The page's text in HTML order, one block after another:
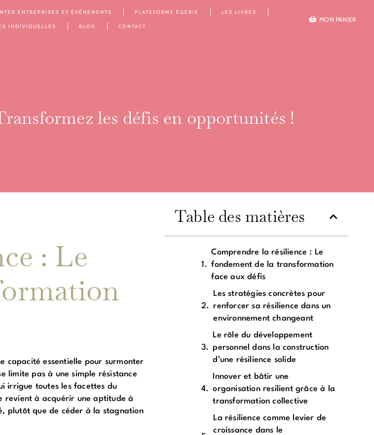
ENTREPRISES ET ÉVÉNEMENTS PLATEFORME ÉGÉRIE LES LIVRES
INDIVIDUELLES BLOG CONTACT
MON PANIER
les défis en opportunités !
: Le
capacité essentielle pour surmonter
limite pas à une simple résistance
irrigue toutes les facettes du
revient à acquérir une aptitude à
plutôt que de céder à la stagnation
Table des matières
Comprendre la résilience : Le
fondement de la transformation
face aux défis
Les stratégies concrètes pour
renforcer sa résilience dans un
environnement changeant
Le rôle du développement
personnel dans la construction
d’une résilience solide
Innover et bâtir une
organisation resilient grâce à la
transformation collective
La résilience comme levier de
croissance dans le